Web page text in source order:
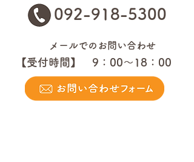
092-918-5300
メールでのお問い合わせ
【受付時間】 9：00～18：00